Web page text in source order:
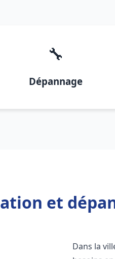
🔧
Dépannage
et
Dans la